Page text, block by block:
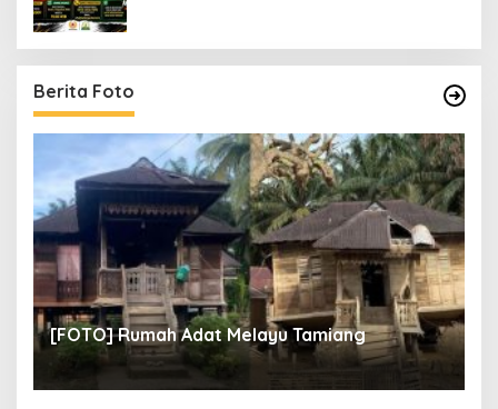
Berita Foto
[FOTO] Rumah Adat Melayu Tamiang